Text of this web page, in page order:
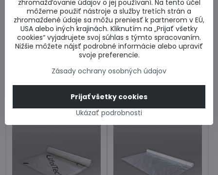
HOMESEAL LDS Solifit
Tesniaca páska 60mm x
25m . Cena za kus.
Skladom u dodávateľa
35,67 €
Do košíka
Tmel HOMESEAL LDS
Solimur
Tesniaci tmel Knauf
HOMESEAL. Cena za ks
Skladom u dodávateľa
10,46 €
Do košíka
zhromažďovanie údajov o jej používaní. Na tento účel
môžeme použiť nástroje a služby tretích strán a
zhromaždené údaje sa môžu preniesť k partnerom v EÚ,
USA alebo iných krajinách. Kliknutím na „Prijať všetky
cookies“ vyjadrujete svoj súhlas s týmto spracovaním.
Nižšie môžete nájsť podrobné informácie alebo upraviť
svoje preferencie.
Zásady ochrany osobných údajov
Ukázať podrobnosti
Prijať všetky cookies